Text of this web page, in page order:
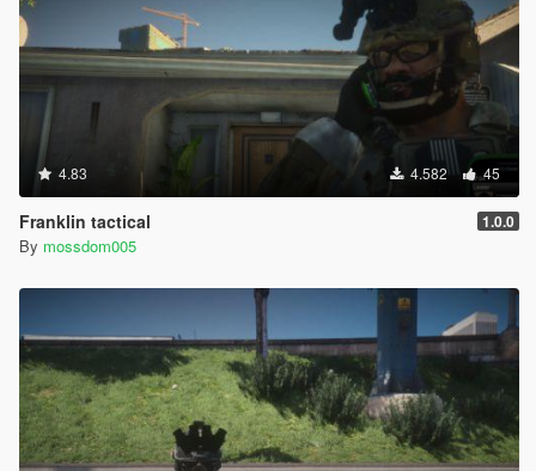
4.83 4.582 45
Franklin tactical 1.0.0
By mossdom005